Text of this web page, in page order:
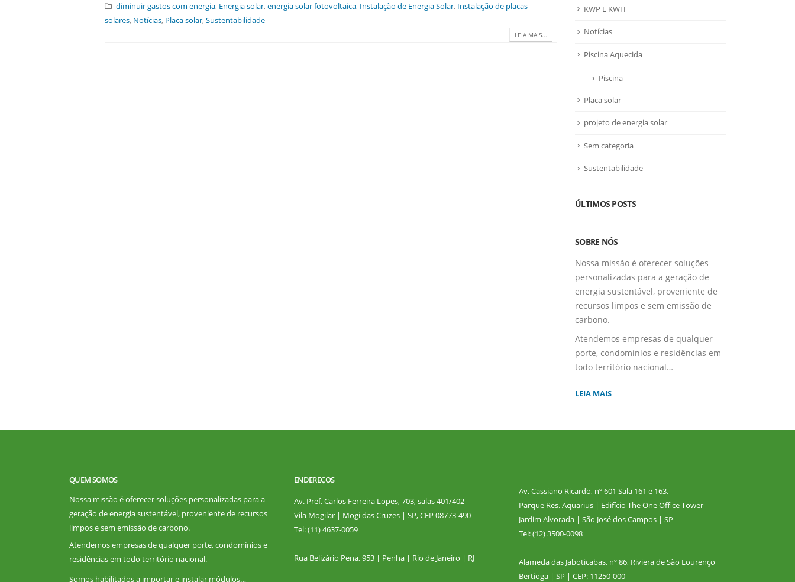
diminuir gastos com energia, Energia solar,energia solar fotovoltaica, Instalação de Energia Solar, Instalação de placas
solares, Notícias, Placa solar,Sustentabilidade
LEIA MAIS...
KWP E KWH
Notícias
Piscina Aquecida
Piscina
Placa solar
projeto de energia solar
Sem categoria
Sustentabilidade
ÚLTIMOS POSTS
SOBRE NÓS
Nossa missão é oferecer soluções
personalizadas para a geração de
energia sustentável, proveniente de
recursos limpos e sem emissão de
carbono.
Atendemos empresas de qualquer
porte, condomínios e residências em
todo território nacional…
LEIA MAIS
QUEM SOMOS
Nossa missão é oferecer soluções personalizadas para a
geração de energia sustentável, proveniente de recursos
limpos e sem emissão de carbono.
Atendemos empresas de qualquer porte, condomínios e
residências em todo território nacional.
Somos habilitados a importar e instalar módulos…
ENDEREÇOS
Av. Pref. Carlos Ferreira Lopes, 703, salas 401/402
Vila Mogilar | Mogi das Cruzes | SP, CEP 08773-490
Tel: (11) 4637-0059
Rua Belizário Pena, 953 | Penha | Rio de Janeiro | RJ
Av. Cassiano Ricardo, nº 601 Sala 161 e 163,
Parque Res. Aquarius | Edifício The One Office Tower
Jardim Alvorada | São José dos Campos | SP
Tel: (12) 3500-0098
Alameda das Jaboticabas, nº 86, Riviera de São Lourenço
Bertioga | SP | CEP: 11250-000